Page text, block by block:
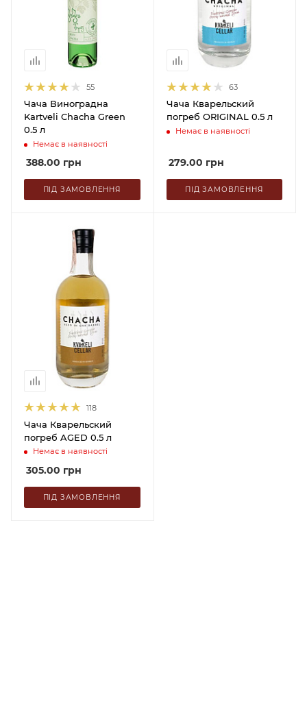
55
Чача Виноградна
Kartveli Chacha Green
0.5 л
Немає в наявності
388.00 грн
ПІД ЗАМОВЛЕННЯ
63
Чача Кварельский
погреб ORIGINAL 0.5 л
Немає в наявності
279.00 грн
ПІД ЗАМОВЛЕННЯ
118
Чача Кварельский
погреб AGED 0.5 л
Немає в наявності
305.00 грн
ПІД ЗАМОВЛЕННЯ